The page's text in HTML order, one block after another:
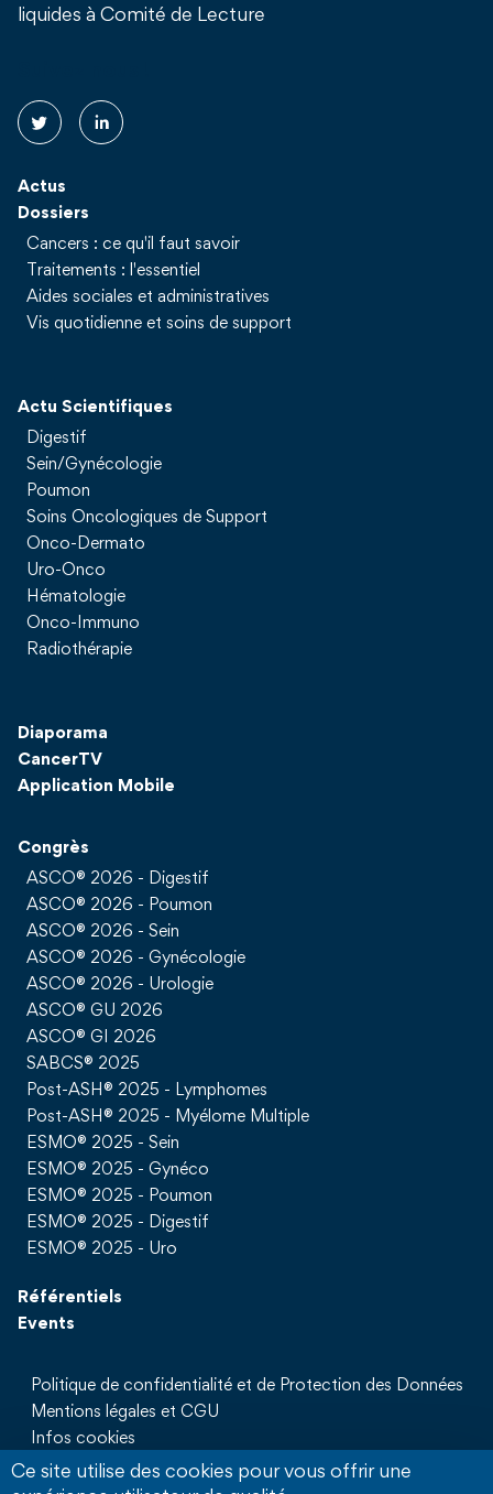
liquides à Comité de Lecture
Actus
Dossiers
Cancers : ce qu'il faut savoir
Traitements : l'essentiel
Aides sociales et administratives
Vis quotidienne et soins de support
Actu Scientifiques
Digestif
Sein/Gynécologie
Poumon
Soins Oncologiques de Support
Onco-Dermato
Uro-Onco
Hématologie
Onco-Immuno
Radiothérapie
Diaporama
CancerTV
Application Mobile
Congrès
ASCO® 2026 - Digestif
ASCO® 2026 - Poumon
ASCO® 2026 - Sein
ASCO® 2026 - Gynécologie
ASCO® 2026 - Urologie
ASCO® GU 2026
ASCO® GI 2026
SABCS® 2025
Post-ASH® 2025 - Lymphomes
Post-ASH® 2025 - Myélome Multiple
ESMO® 2025 - Sein
ESMO® 2025 - Gynéco
ESMO® 2025 - Poumon
ESMO® 2025 - Digestif
ESMO® 2025 - Uro
Référentiels
Events
Politique de confidentialité et de Protection des Données
Mentions légales et CGU
Infos cookies
Qui sommes nous
Ce site utilise des cookies pour vous offrir une